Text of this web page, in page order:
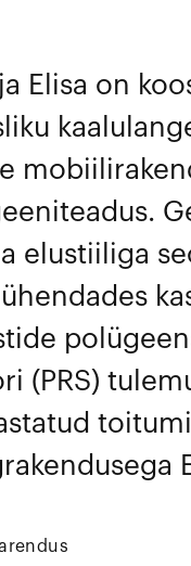
Elisa on
elustiiliga
(PRS)